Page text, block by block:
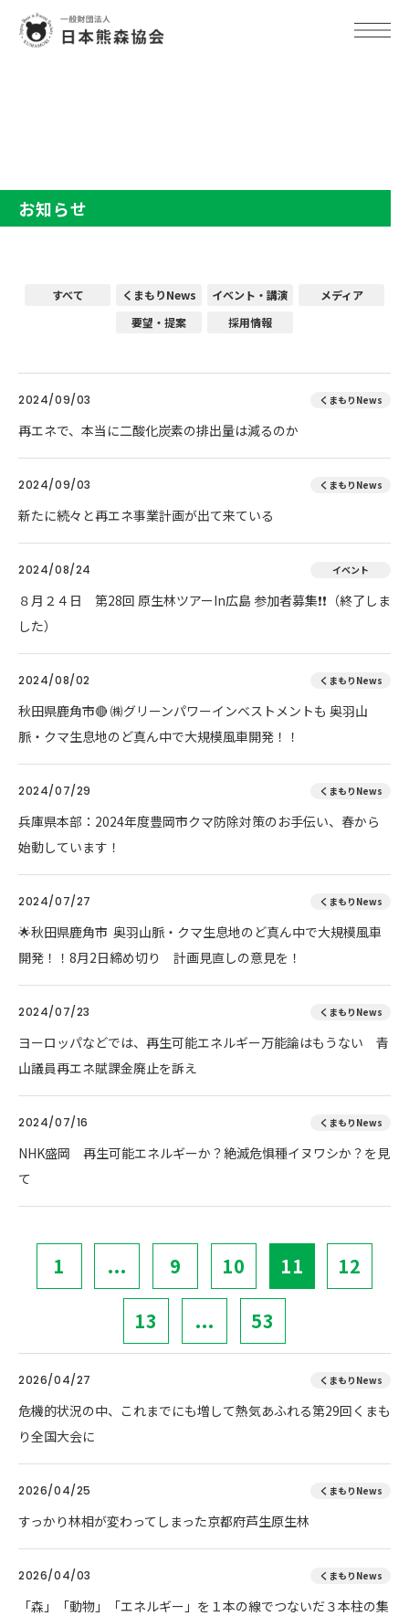
お知らせ
すべて くまもりNews イベント・講演
メディア
要望・提案
採用情報
2024/09/03 くまもりNews
再エネで、本当に二酸化炭素の排出量は減るのか
2024/09/03 くまもりNews
新たに続々と再エネ事業計画が出て来ている
2024/08/24 イベント
８月２４日 第28回 原生林ツアーIn広島 参加者募集❗❗（終了しま
した）
2024/08/02 くまもりNews
秋田県鹿角市🔴 ㈱グリーンパワーインベストメントも 奥羽山
脈・クマ生息地のど真ん中で大規模風車開発！！
2024/07/29 くまもりNews
兵庫県本部：2024年度豊岡市クマ防除対策のお手伝い、春から
始動しています！
2024/07/27 くまもりNews
🌟秋田県鹿角市 奥羽山脈・クマ生息地のど真ん中で大規模風車
開発！！8月2日締め切り 計画見直しの意見を！
2024/07/23 くまもりNews
ヨーロッパなどでは、再生可能エネルギー万能論はもうない 青
山議員再エネ賦課金廃止を訴え
2024/07/16 くまもりNews
NHK盛岡 再生可能エネルギーか？絶滅危惧種イヌワシか？を見
て
1 ... 9 10 11 12
13 ... 53
2026/04/27 くまもりNews
危機的状況の中、これまでにも増して熱気あふれる第29回くまも
り全国大会に
2026/04/25 くまもりNews
すっかり林相が変わってしまった京都府芦生原生林
2026/04/03 くまもりNews
「森」「動物」「エネルギー」を１本の線でつないだ３本柱の集